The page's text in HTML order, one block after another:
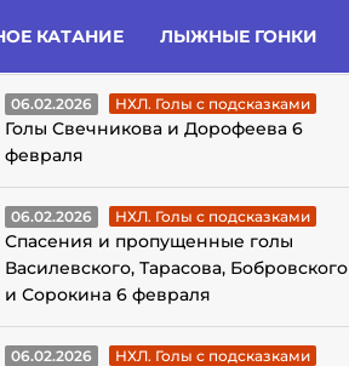
КАТАНИЕ ЛЫЖНЫЕ ГОНКИ
ГОЛЫ С ПОДСКАЗКАМИ
06.02.2026 НХЛ. Голы с подсказками
Голы Свечникова и Дорофеева 6
февраля
06.02.2026 НХЛ. Голы с подсказками
Спасения и пропущенные голы
Василевского, Тарасова, Бобровского
и Сорокина 6 февраля
06.02.2026 НХЛ. Голы с подсказками